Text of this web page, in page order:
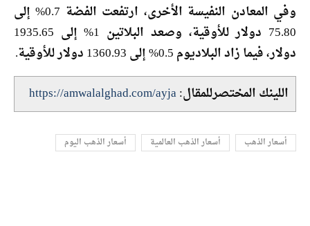
وفي المعادن النفيسة الأخرى، ارتفعت الفضة 0.7% إلى
75.80 دولار للأوقية، وصعد البلاتين 1% إلى 1935.65
دولار، فيما زاد البلاديوم 0.5% إلى 1360.93 دولار للأوقية.
اللينك المختصرللمقال:https://amwalalghad.com/ayja
أسعار الذهب أسعار الذهب العالمية أسعار الذهب اليوم